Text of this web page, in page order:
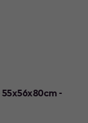
55x56x80cm -